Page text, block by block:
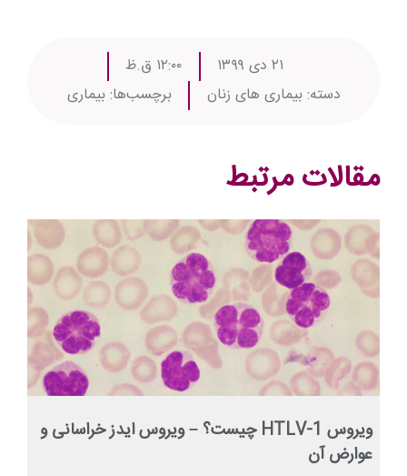
۲۱ دی ۱۳۹۹
۱۲:۰۰ ق.ظ
دسته: بیماری های زنان برچسب‌ها: بیماری
مقالات مرتبط
ویروس HTLV-1 چیست؟ – ویروس ایدز خراسانی و
عوارض آن